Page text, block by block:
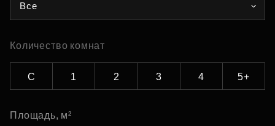
Все
Количество комнат
С 1 2 3 4 5+
Площадь, м²